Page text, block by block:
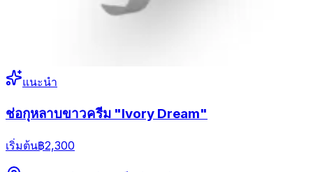
แนะนำ
ช่อกุหลาบขาวครีม "Ivory Dream"
เริ่มต้น฿2,300